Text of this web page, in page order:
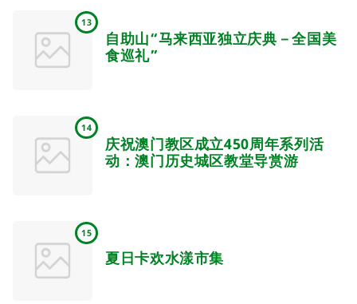
13
自助山“马来西亚独立庆典－全国美
食巡礼”
14
庆祝澳门教区成立450周年系列活
动：澳门历史城区教堂导赏游
15
夏日卡欢水漾市集